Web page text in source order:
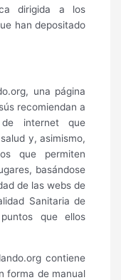
dirigida a los
han depositado
una página
recomiendan a
internet que
y, asimismo,
que permiten
basándose
de las webs de
Sanitaria de
que ellos
contiene
forma de manual